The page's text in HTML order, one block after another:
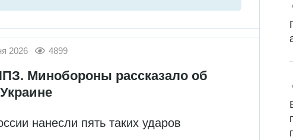
2026 4899
Минобороны рассказало об
нанесли пять таких ударов